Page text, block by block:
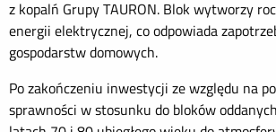
z kopalń Grupy TAURON. Blok wytworzy
energii elektrycznej, co odpowiada
gospodarstw domowych.
Po zakończeniu inwestycji ze względu na
sprawności w stosunku do bloków